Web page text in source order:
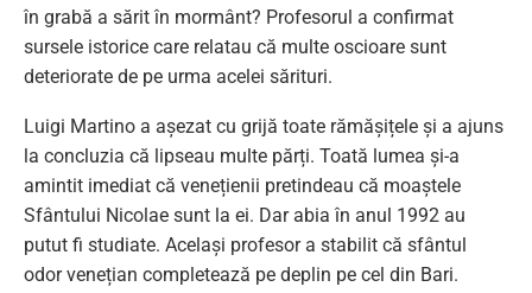
în grabă a sărit în mormânt? Profesorul a confirmat
sursele istorice care relatau că multe oscioare sunt
deteriorate de pe urma acelei sărituri.
Luigi Martino a așezat cu grijă toate rămășițele și a ajuns
la concluzia că lipseau multe părți. Toată lumea și-a
amintit imediat că venețienii pretindeau că moaștele
Sfântului Nicolae sunt la ei. Dar abia în anul 1992 au
putut fi studiate. Același profesor a stabilit că sfântul
odor venețian completează pe deplin pe cel din Bari.